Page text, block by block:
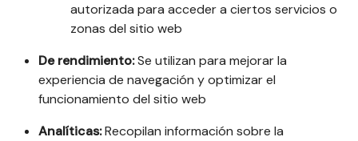
autorizada para acceder a ciertos servicios o
zonas del sitio web
De rendimiento:Se utilizan para mejorar la
experiencia de navegación y optimizar el
funcionamiento del sitio web
Analíticas:Recopilan información sobre la